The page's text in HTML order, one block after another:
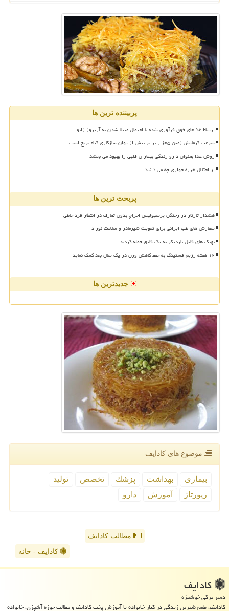
پربیننده ترین ها
ارتباط غذاهای فوق فرآوری شده با احتمال مبتلا شدن به آرتروز زانو
سرعت گرمایش زمین ۵هزار برابر بیش از توان سازگاری گیاه برنج است
روش غذا بعنوان دارو زندگی بیماران قلبی را بهبود می بخشد
از اختلال هرزه خواری چه می دانید
پربحث ترین ها
هشدار تارتار در رختکن پرسپولیس اخراج بدون تعارف در انتظار فرد خاطی
سفارش های طب ایرانی برای تقویت شیرمادر و سلامت نوزاد
نهنگ های قاتل باردیگر به یک قایق حمله کردند
۱۲ هفته رژیم فستینگ به حفظ کاهش وزن در یک سال بعد کمک نماید
جدیدترین ها
موضوع های كادایف
بیماری بهداشت پزشك تخصص
تولید
رپورتاژ
آموزش دارو
مطالب کادایف
کادایف - خانه
كادایف
دسر ترکی خوشمزه
کادایف، طعم شیرین زندگی در کنار خانواده با آموزش پخت کادایف و مطالب حوزه آشپزی، خانواده